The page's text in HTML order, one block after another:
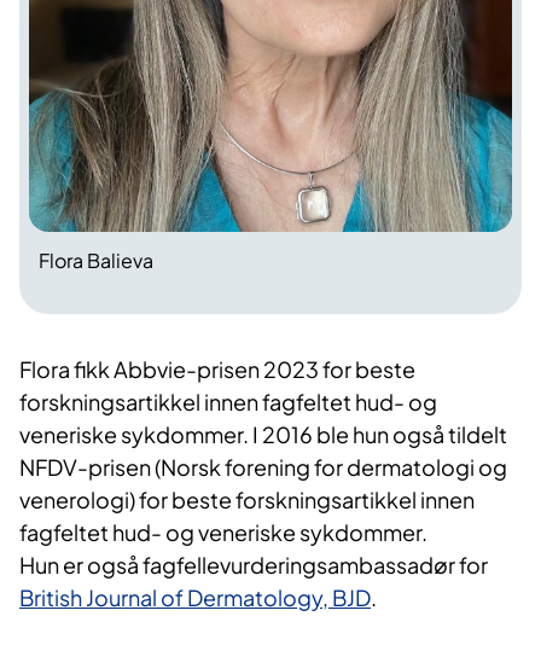
Flora Balieva
Flora fikk Abbvie-prisen 2023 for beste
forskningsartikkel innen fagfeltet hud- og
veneriske sykdommer. I 2016 ble hun også tildelt
NFDV-prisen (Norsk forening for dermatologi og
venerologi) for beste forskningsartikkel innen
fagfeltet hud- og veneriske sykdommer.
Hun er også fagfellevurderingsambassadør for
British Journal of Dermatology, BJD.